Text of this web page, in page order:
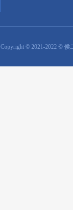
Copyright © 2021-2022 ©